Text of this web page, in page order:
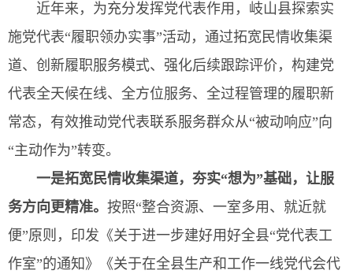
近年来，为充分发挥党代表作用，岐山县探索实
施党代表“履职领办实事”活动，通过拓宽民情收集渠
道、创新履职服务模式、强化后续跟踪评价，构建党
代表全天候在线、全方位服务、全过程管理的履职新
常态，有效推动党代表联系服务群众从“被动响应”向
“主动作为”转变。
一是拓宽民情收集渠道，夯实“想为”基础，让服
务方向更精准。 按照“整合资源、一室多用、就近就
便”原则，印发《关于进一步建好用好全县“党代表工
作室”的通知》《关于在全县生产和工作一线党代会代